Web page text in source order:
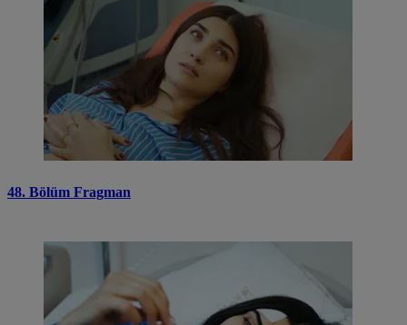
48. Bölüm Fragman